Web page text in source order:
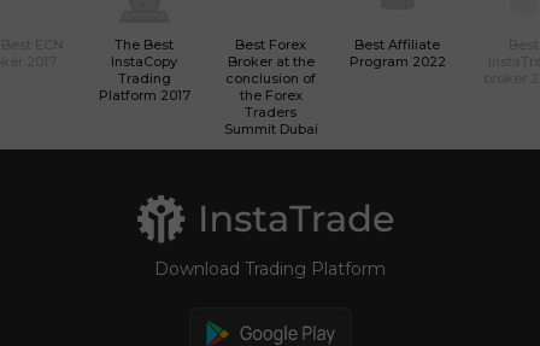
The Best
InstaCopy
Trading
Platform 2017
Best Forex
Broker at the
conclusion of
the Forex
Traders
Summit Dubai
Best Affiliate
Program 2022
Download Trading Platform